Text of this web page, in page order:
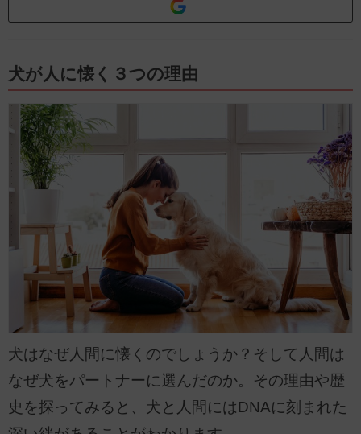
犬が人に懐く３つの理由
犬はなぜ人間に懐くのでしょうか？そして人間は
なぜ犬をパートナーに選んだのか。その理由や歴
史を探ってみると、犬と人間にはDNAに刻まれた